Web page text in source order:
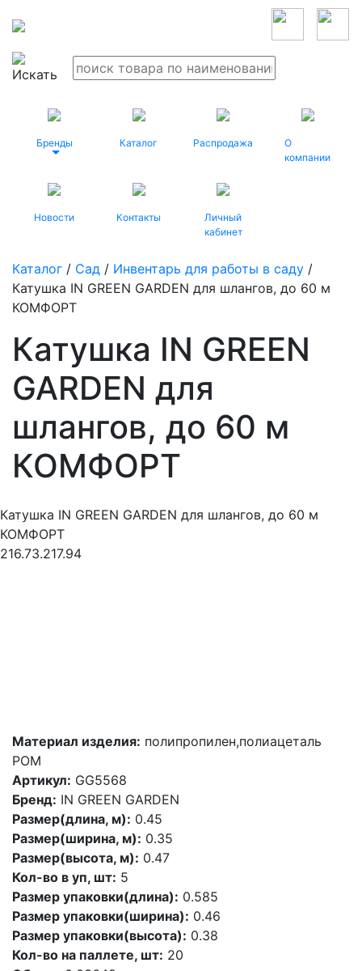
Бренды Каталог Распродажа
О
компании
Новости Контакты
Личный
кабинет
Каталог / Сад / Инвентарь для работы в саду /
Катушка IN GREEN GARDEN для шлангов, до 60 м
КОМФОРТ
Катушка IN GREEN
GARDEN для
шлангов, до 60 м
КОМФОРТ
Катушка IN GREEN GARDEN для шлангов, до 60 м
КОМФОРТ
216.73.217.94
Материал изделия: полипропилен,полиацеталь
POM
Артикул: GG5568
Бренд: IN GREEN GARDEN
Размер(длина, м): 0.45
Размер(ширина, м): 0.35
Размер(высота, м): 0.47
Кол-во в уп, шт: 5
Размер упаковки(длина): 0.585
Размер упаковки(ширина): 0.46
Размер упаковки(высота): 0.38
Кол-во на паллете, шт: 20